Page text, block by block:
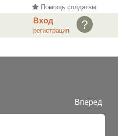
Помощь солдатам
?
Вход
регистрация
Вперед